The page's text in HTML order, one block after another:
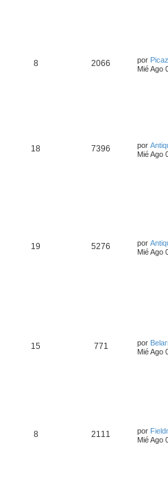
8 2066 por
Mié Ago
18 7396 por
Mié Ago
19 5276 por
Mié Ago
15 771 por
Mié Ago
8 2111 por
Mié Ago